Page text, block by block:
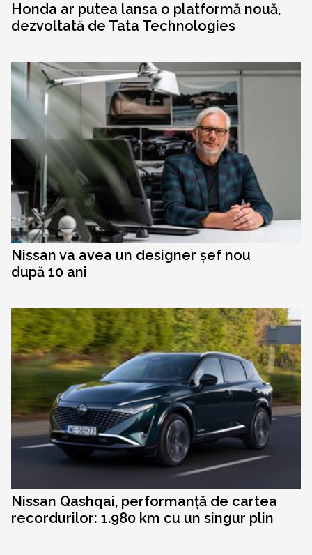
Honda ar putea lansa o platformă nouă,
dezvoltată de Tata Technologies
Nissan va avea un designer șef nou
după 10 ani
Nissan Qashqai, performanță de cartea
recordurilor: 1.980 km cu un singur plin